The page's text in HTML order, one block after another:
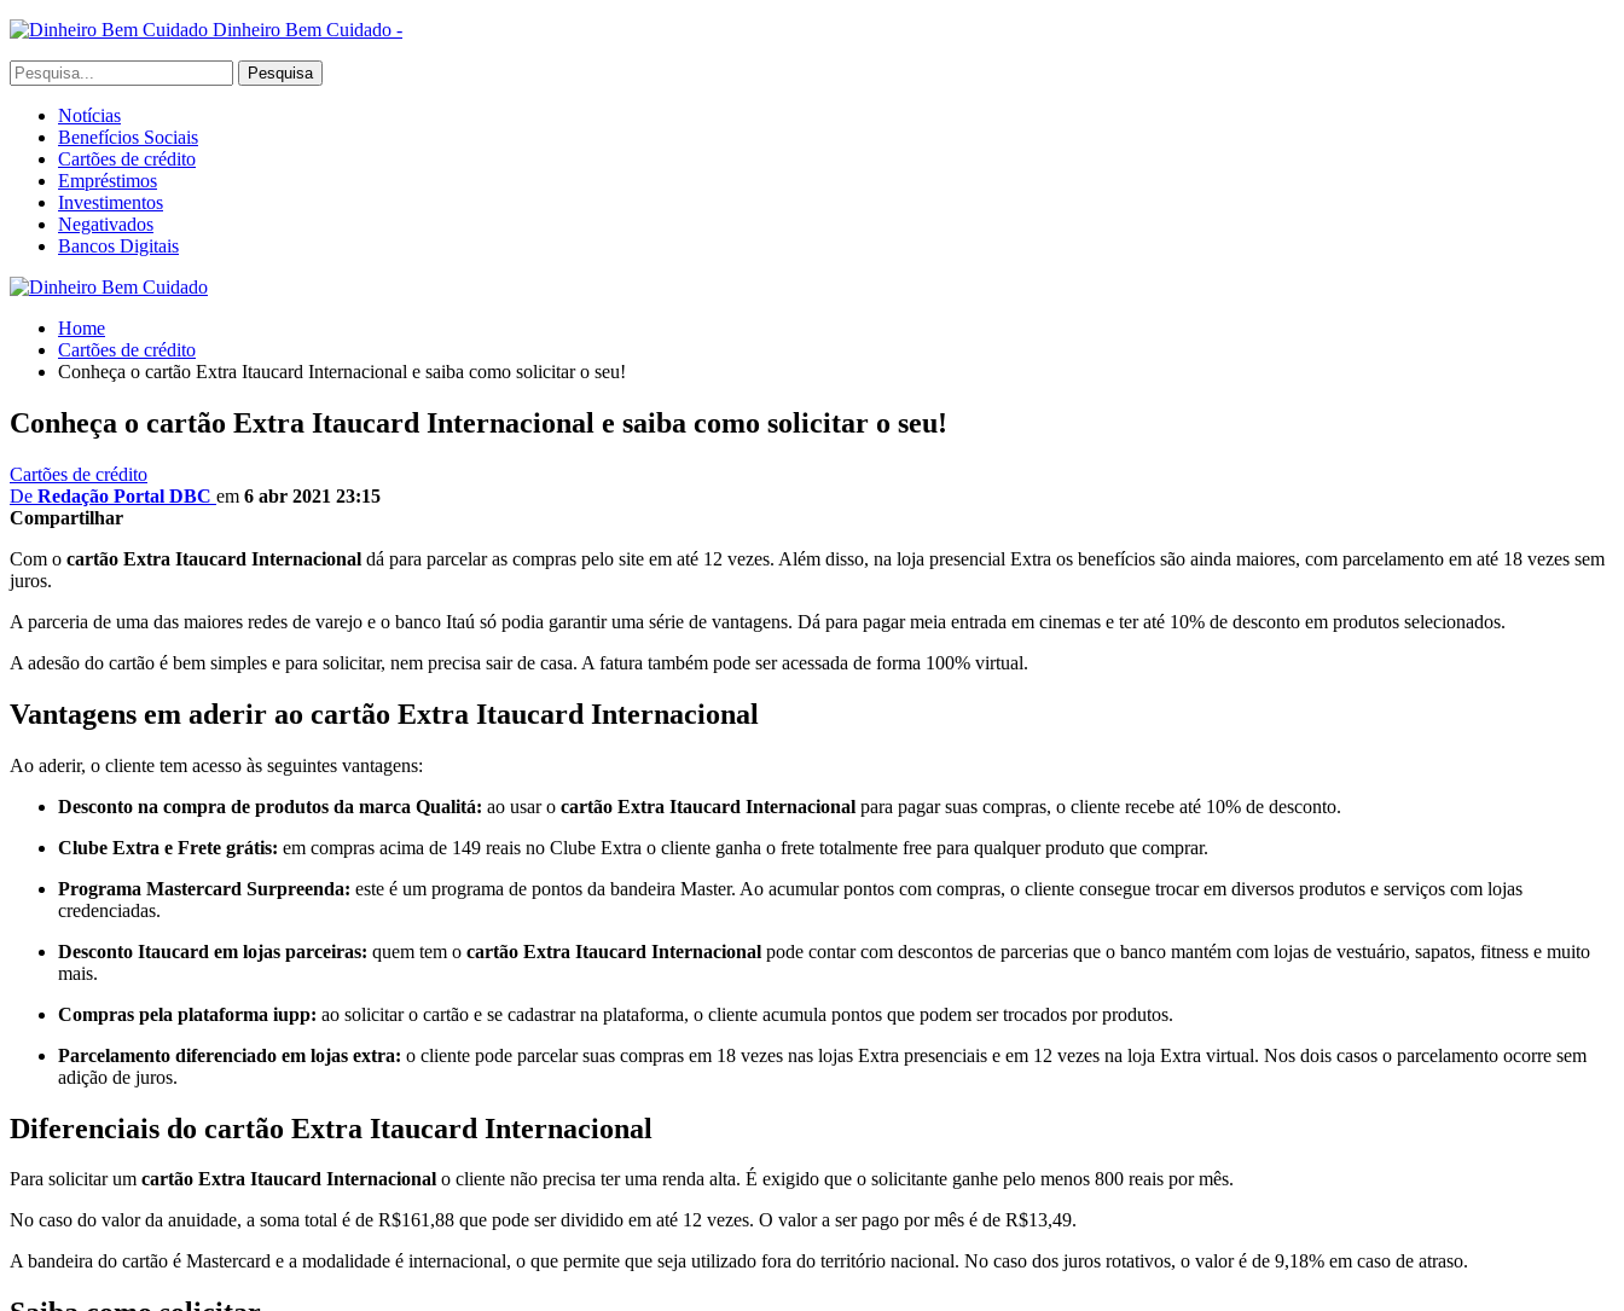
Dinheiro Bem Cuidado -
Notícias
Benefícios Sociais
Cartões de crédito
Empréstimos
Investimentos
Negativados
Bancos Digitais
Home
Cartões de crédito
Conheça o cartão Extra Itaucard Internacional e saiba como solicitar o seu!
Conheça o cartão Extra Itaucard Internacional e saiba como solicitar o seu!
Cartões de crédito
De Redação Portal DBC em 6 abr 2021 23:15
Compartilhar
Com o cartão Extra Itaucard Internacional dá para parcelar as compras pelo site em até 12 vezes. Além disso, na loja presencial Extra os benefícios são ainda maiores, com parcelamento em até 18 vezes sem
juros.
A parceria de uma das maiores redes de varejo e o banco Itaú só podia garantir uma série de vantagens. Dá para pagar meia entrada em cinemas e ter até 10% de desconto em produtos selecionados.
A adesão do cartão é bem simples e para solicitar, nem precisa sair de casa. A fatura também pode ser acessada de forma 100% virtual.
Vantagens em aderir ao cartão Extra Itaucard Internacional
Ao aderir, o cliente tem acesso às seguintes vantagens:
Desconto na compra de produtos da marca Qualitá: ao usar o cartão Extra Itaucard Internacional para pagar suas compras, o cliente recebe até 10% de desconto.
Clube Extra e Frete grátis: em compras acima de 149 reais no Clube Extra o cliente ganha o frete totalmente free para qualquer produto que comprar.
Programa Mastercard Surpreenda: este é um programa de pontos da bandeira Master. Ao acumular pontos com compras, o cliente consegue trocar em diversos produtos e serviços com lojas
credenciadas.
Desconto Itaucard em lojas parceiras: quem tem o cartão Extra Itaucard Internacional pode contar com descontos de parcerias que o banco mantém com lojas de vestuário, sapatos, fitness e muito
mais.
Compras pela plataforma iupp: ao solicitar o cartão e se cadastrar na plataforma, o cliente acumula pontos que podem ser trocados por produtos.
Parcelamento diferenciado em lojas extra: o cliente pode parcelar suas compras em 18 vezes nas lojas Extra presenciais e em 12 vezes na loja Extra virtual. Nos dois casos o parcelamento ocorre sem
adição de juros.
Diferenciais do cartão Extra Itaucard Internacional
Para solicitar um cartão Extra Itaucard Internacional o cliente não precisa ter uma renda alta. É exigido que o solicitante ganhe pelo menos 800 reais por mês.
No caso do valor da anuidade, a soma total é de R$161,88 que pode ser dividido em até 12 vezes. O valor a ser pago por mês é de R$13,49.
A bandeira do cartão é Mastercard e a modalidade é internacional, o que permite que seja utilizado fora do território nacional. No caso dos juros rotativos, o valor é de 9,18% em caso de atraso.